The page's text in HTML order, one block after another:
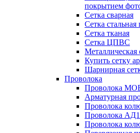
покрытием
Сетка сварная
Сетка стальная
Сетка тканая
Сетка ЦПВС
Металлическая
Купить сетку
Шарнирная
Проволока
Проволока
Арматурная
Проволока
Проволока АД1
Проволока